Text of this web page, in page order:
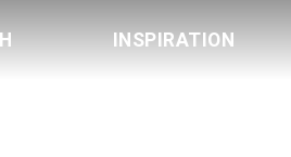
INSPIRATION